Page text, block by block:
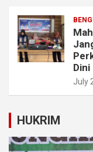
Dini
July
HUKRIM